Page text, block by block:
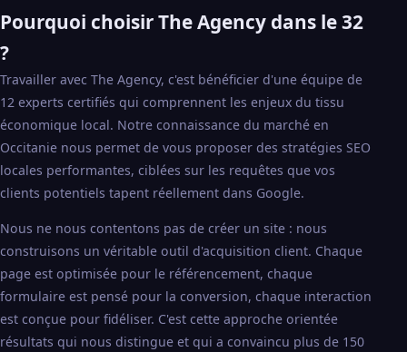
Pourquoi choisir The Agency dans le 32
?
Travailler avec The Agency, c'est bénéficier d'une équipe de
12 experts certifiés qui comprennent les enjeux du tissu
économique local. Notre connaissance du marché en
Occitanie nous permet de vous proposer des stratégies SEO
locales performantes, ciblées sur les requêtes que vos
clients potentiels tapent réellement dans Google.
Nous ne nous contentons pas de créer un site : nous
construisons un véritable outil d'acquisition client. Chaque
page est optimisée pour le référencement, chaque
formulaire est pensé pour la conversion, chaque interaction
est conçue pour fidéliser. C'est cette approche orientée
résultats qui nous distingue et qui a convaincu plus de 150